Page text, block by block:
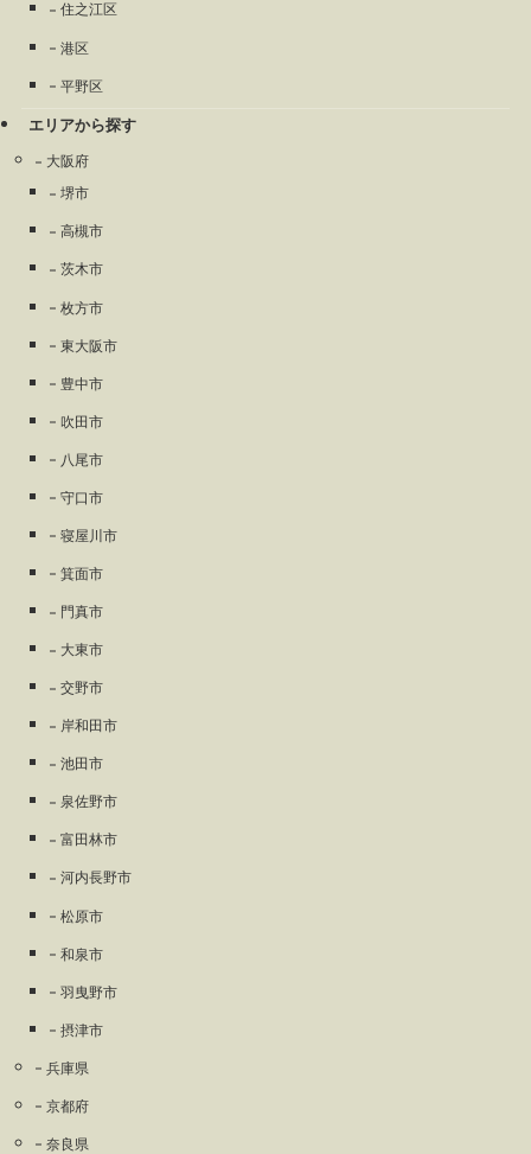
住之江区
港区
平野区
エリアから探す
大阪府
堺市
高槻市
茨木市
枚方市
東大阪市
豊中市
吹田市
八尾市
守口市
寝屋川市
箕面市
門真市
大東市
交野市
岸和田市
池田市
泉佐野市
富田林市
河内長野市
松原市
和泉市
羽曳野市
摂津市
兵庫県
京都府
奈良県